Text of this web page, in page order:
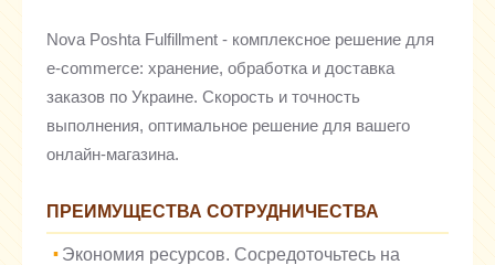
Nova Poshta Fulfillment - комплексное решение для
e-commerce: хранение, обработка и доставка
заказов по Украине. Скорость и точность
выполнения, оптимальное решение для вашего
онлайн-магазина.
ПРЕИМУЩЕСТВА СОТРУДНИЧЕСТВА
Экономия ресурсов. Сосредоточьтесь на